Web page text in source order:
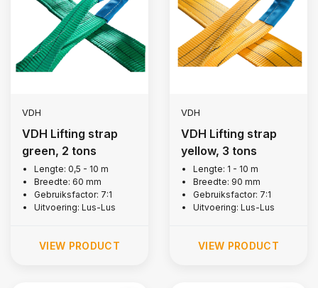
VDH
VDH Lifting strap
green, 2 tons
Lengte: 0,5 - 10 m
Breedte: 60 mm
Gebruiksfactor: 7:1
Uitvoering: Lus-Lus
VIEW PRODUCT
VDH
VDH Lifting strap
yellow, 3 tons
Lengte: 1 - 10 m
Breedte: 90 mm
Gebruiksfactor: 7:1
Uitvoering: Lus-Lus
VIEW PRODUCT